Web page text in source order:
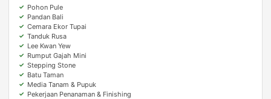
Pohon Pule
Pandan Bali
Cemara Ekor Tupai
Tanduk Rusa
Lee Kwan Yew
Rumput Gajah Mini
Stepping Stone
Batu Taman
Media Tanam & Pupuk
Pekerjaan Penanaman & Finishing